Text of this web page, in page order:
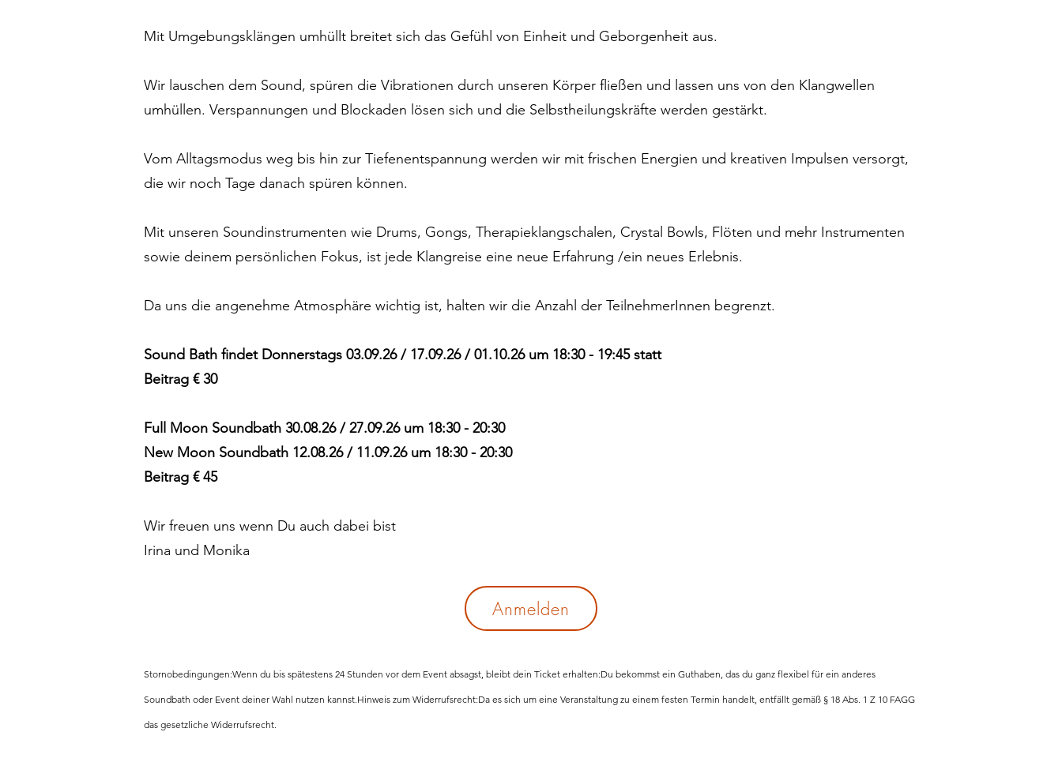
Mit Umgebungsklängen umhüllt breitet sich das Gefühl von Einheit und Geborgenheit aus.
Wir lauschen dem Sound, spüren die Vibrationen durch unseren Körper fließen und lassen uns von den Klangwellen
umhüllen. Verspannungen und Blockaden lösen sich und die Selbstheilungskräfte werden gestärkt.
Vom Alltagsmodus weg bis hin zur Tiefenentspannung werden wir mit frischen Energien und kreativen Impulsen versorgt,
die wir noch Tage danach spüren können.
Mit unseren Soundinstrumenten wie Drums, Gongs, Therapieklangschalen, Crystal Bowls, Flöten und mehr Instrumenten
sowie deinem persönlichen Fokus, ist jede Klangreise eine neue Erfahrung /ein neues Erlebnis.
Da uns die angenehme Atmosphäre wichtig ist, halten wir die Anzahl der TeilnehmerInnen begrenzt.
Sound Bath findet ​Donnerstags 03.09.26 / 17.09.26 / 01.10.26 um 18:30 - 19:45 statt
Beitrag € 30
Full Moon Soundbath 30.08.26 / 27.09.26 um 18:30 - 20:30
New Moon Soundbath 12.08.26 / 11.09.26 um 18:30 - 20:30
Beitrag € 45
Wir freuen uns wenn Du auch dabei bist
Irina und Monika
Stornobedingungen:Wenn du bis spätestens 24 Stunden vor dem Event absagst, bleibt dein Ticket erhalten:Du bekommst ein Guthaben, das du ganz flexibel für ein anderes
Soundbath oder Event deiner Wahl nutzen kannst.Hinweis zum Widerrufsrecht:Da es sich um eine Veranstaltung zu einem festen Termin handelt, entfällt gemäß § 18 Abs. 1 Z 10 FAGG
das gesetzliche Widerrufsrecht.
Anmelden